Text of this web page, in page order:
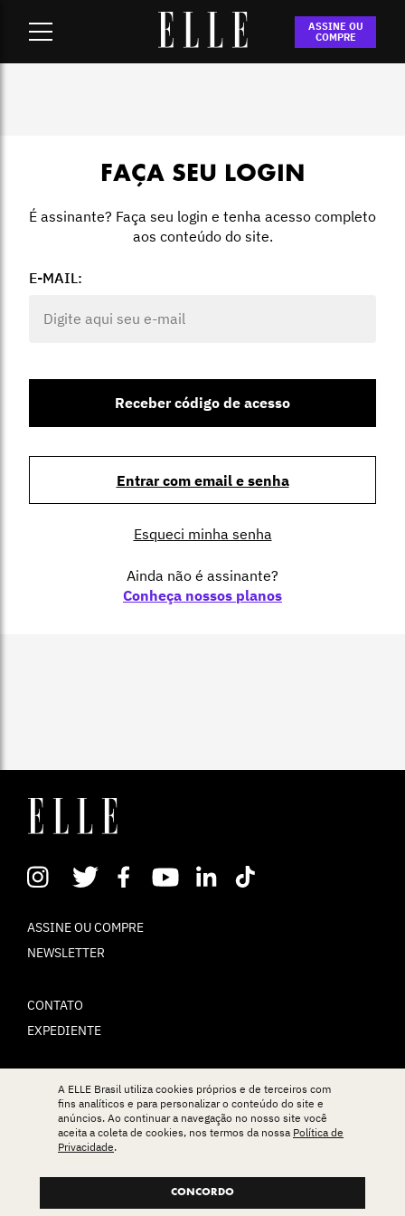
ASSINE OU
COMPRE
FAÇA SEU LOGIN
É assinante? Faça seu login e tenha acesso completo
aos conteúdo do site.
E-MAIL:
Receber código de acesso
Entrar com email e senha
Esqueci minha senha
Ainda não é assinante?
Conheça nossos planos
ASSINE OU COMPRE
NEWSLETTER
CONTATO
EXPEDIENTE
POLÍTICA DE PRIVACIDADE
TERMOS DE USO
A ELLE Brasil utiliza cookies próprios e de terceiros com
fins analíticos e para personalizar o conteúdo do site e
anúncios. Ao continuar a navegação no nosso site você
aceita a coleta de cookies, nos termos da nossa Política de
Privacidade.
CONCORDO